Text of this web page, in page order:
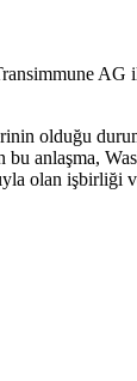
AG
olduğu
bu anlaşma,
olan işbirliği